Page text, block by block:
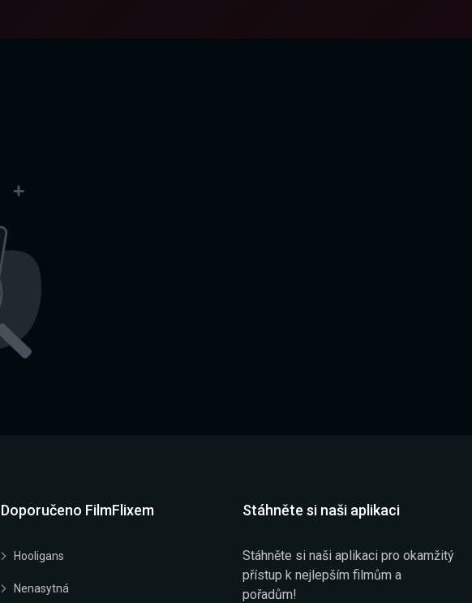
Doporučeno FilmFlixem
Hooligans
Nenasytná
Stáhněte si naši aplikaci
Stáhněte si naši aplikaci pro okamžitý
přístup k nejlepším filmům a
pořadům!